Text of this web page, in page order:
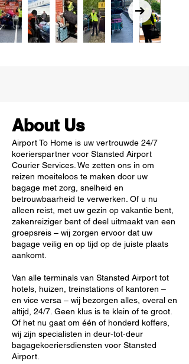
About Us
Airport To Home is uw vertrouwde 24/7
koerierspartner voor Stansted Airport
Courier Services. We zetten ons in om
reizen moeiteloos te maken door uw
bagage met zorg, snelheid en
betrouwbaarheid te verwerken. Of u nu
alleen reist, met uw gezin op vakantie bent,
zakenreiziger bent of deel uitmaakt van een
groepsreis – wij zorgen ervoor dat uw
bagage veilig en op tijd op de juiste plaats
aankomt.
Van alle terminals van Stansted Airport tot
hotels, huizen, treinstations of kantoren –
en vice versa – wij bezorgen alles, overal en
altijd, 24/7. Geen klus is te klein of te groot.
Of het nu gaat om één of honderd koffers,
wij zijn specialisten in deur-tot-deur
bagagekoeriersdiensten voor Stansted
Airport.